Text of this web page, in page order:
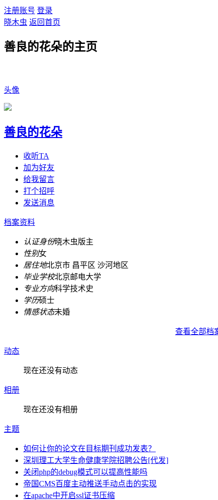
注册账号 登录
晓木虫 返回首页
善良的花朵的主页
头像
善良的花朵
收听TA
加为好友
给我留言
打个招呼
发送消息
档案资料
认证身份晓木虫版主
性别女
居住地北京市 昌平区 沙河地区
毕业学校北京邮电大学
专业方向科学技术史
学历硕士
情感状态未婚
查看全部档
动态
现在还没有动态
相册
现在还没有相册
主题
如何让你的论文在目标期刊成功发表？
深圳理工大学生命健康学院招聘公告[代发]
关闭php的debug模式可以提高性能吗
帝国CMS百度主动推送手动点击的实现
在apache中开启ssl证书压缩